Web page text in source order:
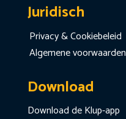
Juridisch
Privacy & Cookiebeleid
Algemene voorwaarden
Download
Download de Klup-app